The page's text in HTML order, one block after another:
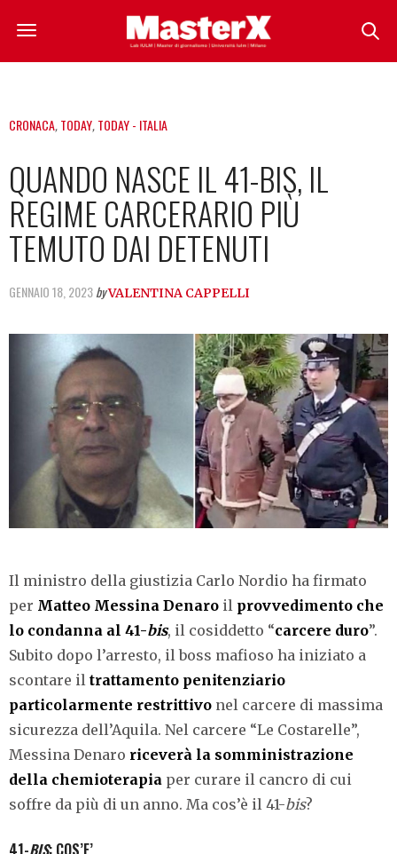
CRONACA,TODAY,TODAY - ITALIA
QUANDO NASCE IL 41-BIS, IL
REGIME CARCERARIO PIÙ
TEMUTO DAI DETENUTI
GENNAIO 18, 2023byVALENTINA CAPPELLI
Il ministro della giustizia Carlo Nordio ha firmato
per Matteo Messina Denaro il provvedimento che
lo condanna al 41-bis, il cosiddetto “carcere duro”.
Subito dopo l’arresto, il boss mafioso ha iniziato a
scontare il trattamento penitenziario
particolarmente restrittivo nel carcere di massima
sicurezza dell’Aquila. Nel carcere “Le Costarelle”,
Messina Denaro riceverà la somministrazione
della chemioterapia per curare il cancro di cui
soffre da più di un anno. Ma cos’è il 41-bis?